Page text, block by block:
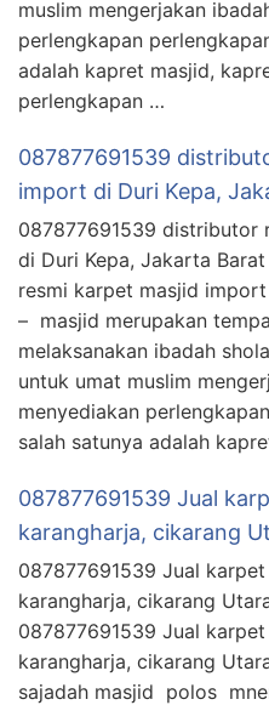
muslim mengerjakan
perlengkapan
adalah kapret masjid,
perlengkapan …
087877691539
import di Duri Kepa,
087877691539 distributor
di Duri Kepa, Jakarta
resmi karpet masjid
– masjid merupakan
melaksanakan ibadah
untuk umat muslim
menyediakan
salah satunya adalah
087877691539 Jual
karangharja, cikarang
087877691539 Jual
karangharja, cikarang
087877691539 Jual
karangharja, cikarang
sajadah masjid polos